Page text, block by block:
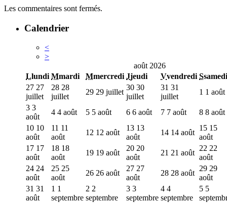
Les commentaires sont fermés.
Calendrier
<
>
août 2026
Llundi Mmardi Mmercredi Jjeudi Vvendredi Ssamedi
27 27
juillet
28 28
juillet
29 29 juillet
30 30
juillet
31 31
juillet
1 1 août
3 3
août
4 4 août 5 5 août 6 6 août 7 7 août 8 8 août
10 10
août
11 11
août
12 12 août
13 13
août
14 14 août
15 15
août
17 17
août
18 18
août
19 19 août
20 20
août
21 21 août
22 22
août
24 24
août
25 25
août
26 26 août
27 27
août
28 28 août
29 29
août
31 31
août
1 1
septembre
2 2
septembre
3 3
septembre
4 4
septembre
5 5